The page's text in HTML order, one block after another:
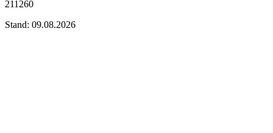
211260
Stand: 09.08.2026